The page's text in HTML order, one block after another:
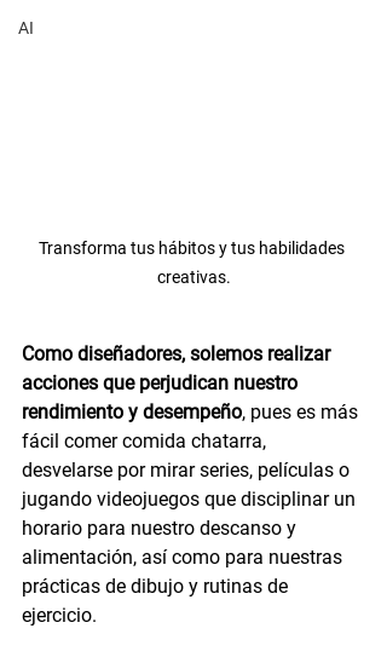
AI
Transforma tus hábitos y tus habilidades
creativas.
Como diseñadores, solemos realizar
acciones que perjudican nuestro
rendimiento y desempeño, pues es más
fácil comer comida chatarra,
desvelarse por mirar series, películas o
jugando videojuegos que disciplinar un
horario para nuestro descanso y
alimentación, así como para nuestras
prácticas de dibujo y rutinas de
ejercicio.